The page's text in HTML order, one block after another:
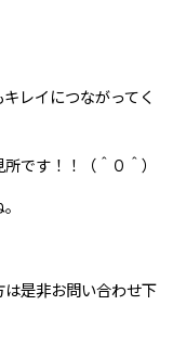
レイにつながってく
です！！（＾０＾）
是非お問い合わせ下